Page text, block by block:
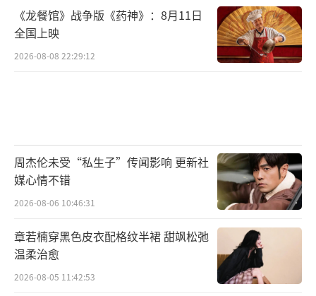
《龙餐馆》战争版《药神》：8月11日
全国上映
2026-08-08 22:29:12
周杰伦未受“私生子”传闻影响 更新社
媒心情不错
2026-08-06 10:46:31
章若楠穿黑色皮衣配格纹半裙 甜飒松弛
温柔治愈
2026-08-05 11:42:53